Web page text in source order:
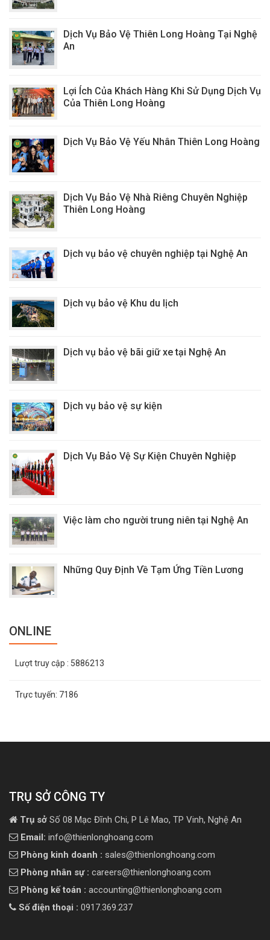
Dịch Vụ Bảo Vệ Thiên Long Hoàng Tại Nghệ
An
Lợi Ích Của Khách Hàng Khi Sử Dụng Dịch Vụ
Của Thiên Long Hoàng
Dịch Vụ Bảo Vệ Yếu Nhân Thiên Long Hoàng
Dịch Vụ Bảo Vệ Nhà Riêng Chuyên Nghiệp
Thiên Long Hoàng
Dịch vụ bảo vệ chuyên nghiệp tại Nghệ An
Dịch vụ bảo vệ Khu du lịch
Dịch vụ bảo vệ bãi giữ xe tại Nghệ An
Dịch vụ bảo vệ sự kiện
Dịch Vụ Bảo Vệ Sự Kiện Chuyên Nghiệp
Việc làm cho người trung niên tại Nghệ An
Những Quy Định Về Tạm Ứng Tiền Lương
ONLINE
Lượt truy cập : 5886213
Trực tuyến: 7186
TRỤ SỞ CÔNG TY
Trụ sở Số 08 Mạc Đĩnh Chi, P Lê Mao, TP Vinh, Nghệ An
Email: info@thienlonghoang.com
Phòng kinh doanh : sales@thienlonghoang.com
Phòng nhân sự : careers@thienlonghoang.com
Phòng kế toán : accounting@thienlonghoang.com
Số điện thoại : 0917.369.237